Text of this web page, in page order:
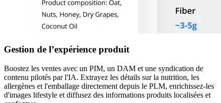
Gestion de l’expérience produit
Boostez les ventes avec un PIM, un DAM et une syndication de
contenu pilotés par l'IA. Extrayez les détails sur la nutrition, les
allergènes et l'emballage directement depuis le PLM, enrichissez-les
d'images lifestyle et diffusez des informations produits localisées et